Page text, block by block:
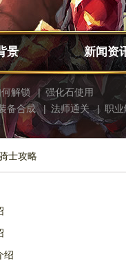
景 新闻资
解锁 | 强化石使用
备合成 | 法师通关 | 职业
士攻略
绍